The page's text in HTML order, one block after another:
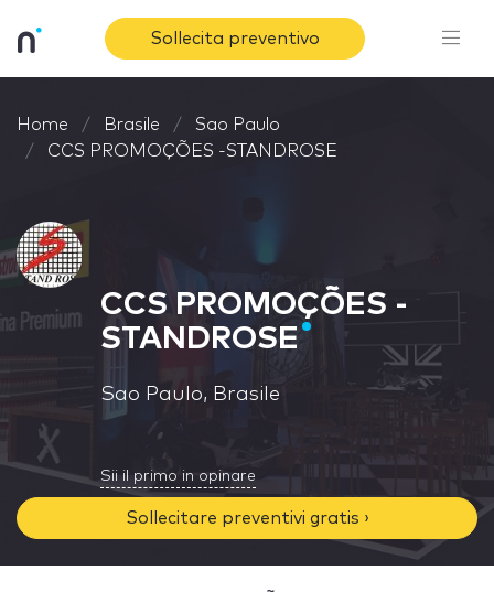
Sollecita preventivo
Home Brasile
Sao Paulo
CCS PROMOÇÕES -STANDROSE
CCS PROMOÇÕES -
STANDROSE
Sao Paulo, Brasile
Sii il primo in opinare
Sollecitare preventivi gratis ›